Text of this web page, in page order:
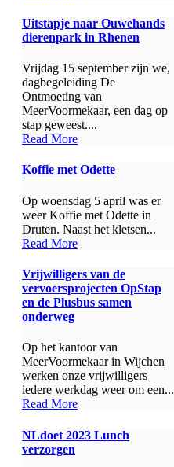
Uitstapje naar Ouwehands
dierenpark in Rhenen
Vrijdag 15 september zijn we,
dagbegeleiding De
Ontmoeting van
MeerVoormekaar, een dag op
stap geweest....
Read More
Koffie met Odette
Op woensdag 5 april was er
weer Koffie met Odette in
Druten. Naast het kletsen...
Read More
Vrijwilligers van de
vervoersprojecten OpStap
en de Plusbus samen
onderweg
Op het kantoor van
MeerVoormekaar in Wijchen
werken onze vrijwilligers
iedere werkdag weer om een...
Read More
NLdoet 2023 Lunch
verzorgen